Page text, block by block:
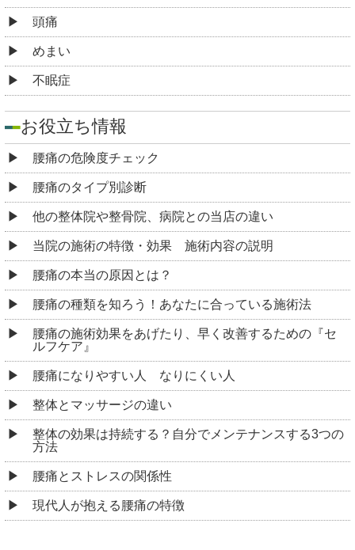
頭痛
めまい
不眠症
お役立ち情報
腰痛の危険度チェック
腰痛のタイプ別診断
他の整体院や整骨院、病院との当店の違い
当院の施術の特徴・効果 施術内容の説明
腰痛の本当の原因とは？
腰痛の種類を知ろう！あなたに合っている施術法
腰痛の施術効果をあげたり、早く改善するための『セ
ルフケア』
腰痛になりやすい人 なりにくい人
整体とマッサージの違い
整体の効果は持続する？自分でメンテナンスする3つの
方法
腰痛とストレスの関係性
現代人が抱える腰痛の特徴